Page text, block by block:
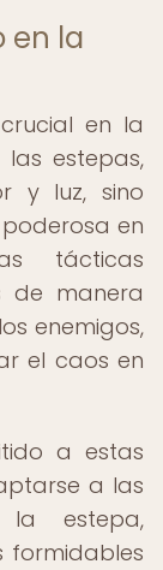
en la
en la
estepas,
y luz, sino
en
tácticas
de manera
enemigos,
el caos en
a estas
a las
la estepa,
formidables